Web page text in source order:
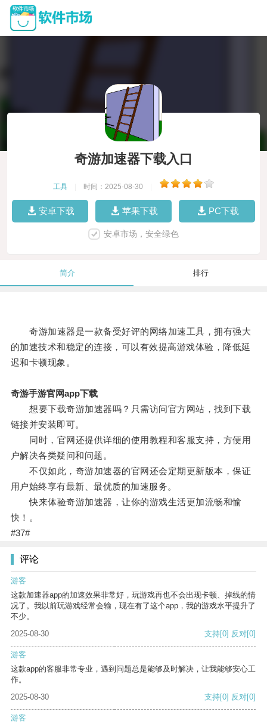
奇游加速器下载入口
工具 时间：2025-08-30
安卓下载 苹果下载 PC下载
安卓市场，安全绿色
简介 排行
奇游加速器是一款备受好评的网络加速工具，拥有强大
的加速技术和稳定的连接，可以有效提高游戏体验，降低延
迟和卡顿现象。
奇游手游官网app下载
想要下载奇游加速器吗？只需访问官方网站，找到下载
链接并安装即可。
同时，官网还提供详细的使用教程和客服支持，方便用
户解决各类疑问和问题。
不仅如此，奇游加速器的官网还会定期更新版本，保证
用户始终享有最新、最优质的加速服务。
快来体验奇游加速器，让你的游戏生活更加流畅和愉
快！。
#37#
评论
游客
这款加速器app的加速效果非常好，玩游戏再也不会出现卡顿、掉线的情
况了。我以前玩游戏经常会输，现在有了这个app，我的游戏水平提升了
不少。
2025-08-30
支持[0] 反对[0]
游客
这款app的客服非常专业，遇到问题总是能够及时解决，让我能够安心工
作。
2025-08-30
支持[0] 反对[0]
游客